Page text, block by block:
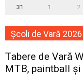
31 1 2
Școli de Vară 2026
Tabere de Vară
MTB, paintball și